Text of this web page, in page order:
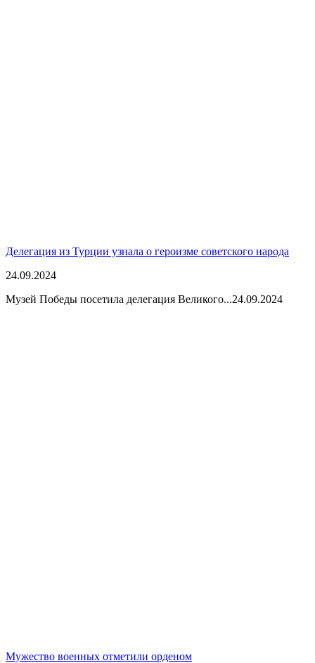
Делегация из Турции узнала о героизме советского народа
24.09.2024
Музей Победы посетила делегация Великого...24.09.2024
Мужество военных отметили орденом